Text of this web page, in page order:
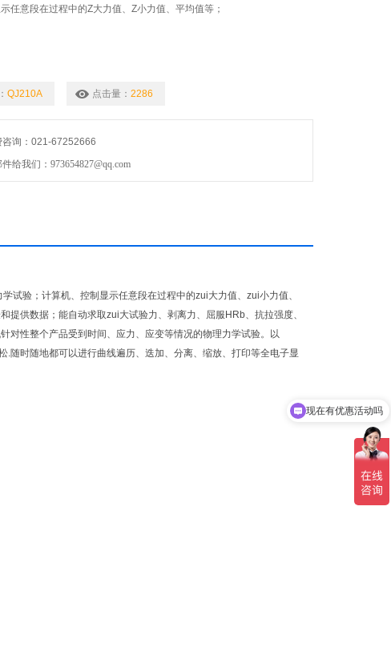
任意段在过程中的Z大力值、Z小力值、平均值等；
QJ210A 点击量： 2286
咨询：021-67252666
给我们：973654827@qq.com
试验；计算机、控制显示任意段在过程中的zui大力值、zui小力值、
供数据；能自动求取zui大试验力、剥离力、屈服HRb、抗拉强度、
对性整个产品受到时间、应力、应变等情况的物理力学试验。以
随时随地都可以进行曲线遍历、迭加、分离、缩放、打印等全电子显
现在有优惠活动吗